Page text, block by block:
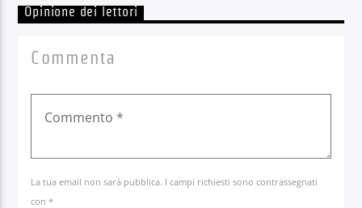
Opinione dei lettori
Commenta
La tua email non sarà pubblica. I campi richiesti sono contrassegnati
con *